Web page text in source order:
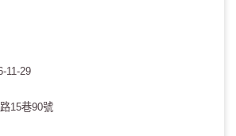
11-29
15巷90號